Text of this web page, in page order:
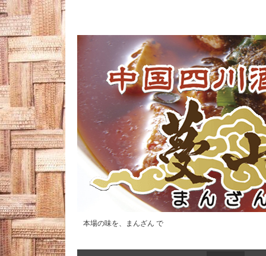
本場の味を、まんざん で